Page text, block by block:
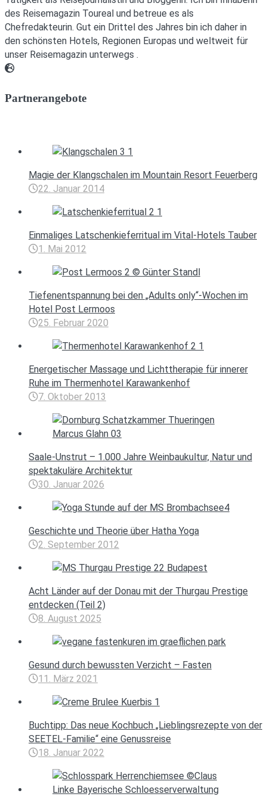
des Reisemagazin Toureal und betreue es als
Chefredakteurin. Gut ein Drittel des Jahres bin ich daher in
den schönsten Hotels, Regionen Europas und weltweit für
unser Reisemagazin unterwegs .
Webseite
Partnerangebote
Magie der Klangschalen im Mountain Resort Feuerberg
22. Januar 2014
Einmaliges Latschenkieferritual im Vital-Hotels Tauber
1. Mai 2012
Tiefenentspannung bei den „Adults only“-Wochen im
Hotel Post Lermoos
25. Februar 2020
Energetischer Massage und Lichttherapie für innerer
Ruhe im Thermenhotel Karawankenhof
7. Oktober 2013
Saale-Unstrut – 1.000 Jahre Weinbaukultur, Natur und
spektakuläre Architektur
30. Januar 2026
Geschichte und Theorie über Hatha Yoga
2. September 2012
Acht Länder auf der Donau mit der Thurgau Prestige
entdecken (Teil 2)
8. August 2025
Gesund durch bewussten Verzicht – Fasten
11. März 2021
Buchtipp: Das neue Kochbuch „Lieblingsrezepte von der
SEETEL-Familie“ eine Genussreise
18. Januar 2022